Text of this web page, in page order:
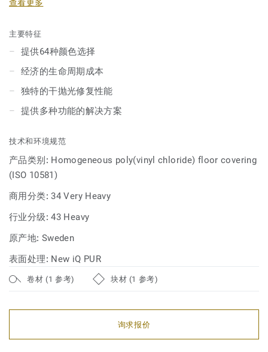
调的设计和优异的性能，在满足美观需求的同时也满足了功能
设计师提供了无限配色灵感。升级后提供更多选择供您挑选
——块状规格、条状规格、静音、防滑，更有相应配件可供配
的新花色中找到诠释。iQ Optima能够配合各种风格进行配色
设计，并且能够创造延续的空间感，和谐地从一个空间过渡到
查看更多
主要特征
提供64种颜色选择
经济的生命周期成本
独特的干抛光修复性能
提供多种功能的解决方案
技术和环境规范
产品类别: Homogeneous poly(vinyl chloride) floor covering
(ISO 10581)
商用分类:34 Very Heavy
行业分级:43 Heavy
原产地: Sweden
表面处理: New iQ PUR
卷材 (1 参考) 块材 (1 参考)
询求报价